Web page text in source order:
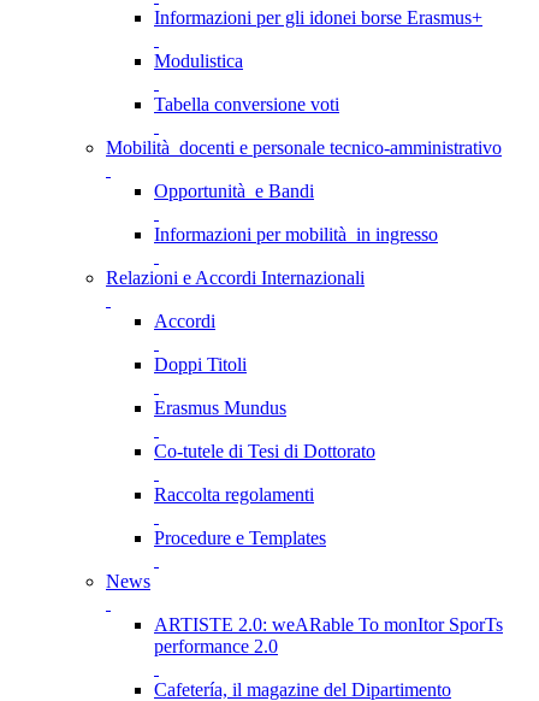
Informazioni per gli idonei borse Erasmus+
Modulistica
Tabella conversione voti
Mobilità docenti e personale tecnico-amministrativo
Opportunità e Bandi
Informazioni per mobilità in ingresso
Relazioni e Accordi Internazionali
Accordi
Doppi Titoli
Erasmus Mundus
Co-tutele di Tesi di Dottorato
Raccolta regolamenti
Procedure e Templates
News
ARTISTE 2.0: weARable To monItor SporTs
performance 2.0
Cafetería, il magazine del Dipartimento